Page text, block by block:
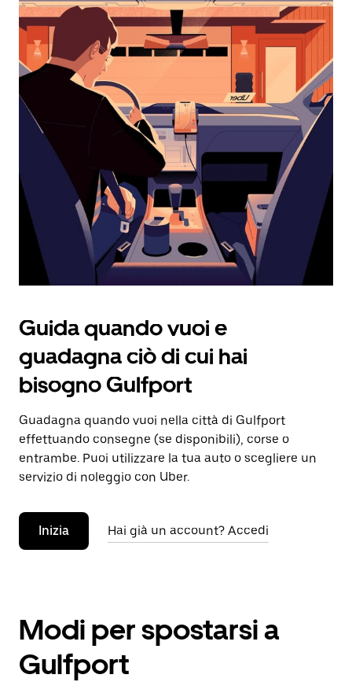
basso
per
interagire
con
il
calendario
e
selezionare
una
data.
Utilizza
pulsante
Esc
per
chiudere
calendario.
Guida quando vuoi e
guadagna ciò di cui hai
bisogno Gulfport
Guadagna quando vuoi nella città di Gulfport
effettuando consegne (se disponibili), corse o
entrambe. Puoi utilizzare la tua auto o scegliere un
servizio di noleggio con Uber.
Inizia Hai già un account? Accedi
Modi per spostarsi a
Gulfport